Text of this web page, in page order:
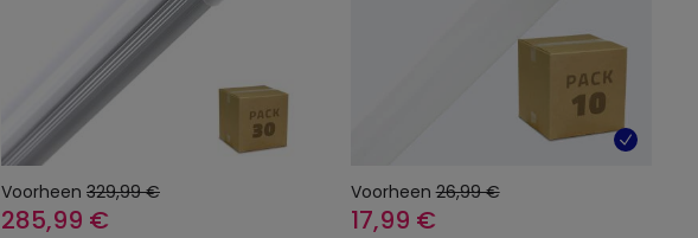
Voorheen 329,99 €
285,99 €
Voorheen 26,99 €
17,99 €